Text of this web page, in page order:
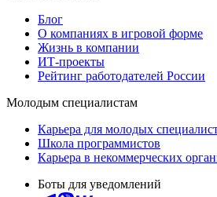
Блог
О компаниях в игровой форме
Жизнь в компании
ИТ-проекты
Рейтинг работодателей России
Молодым специалистам
Карьера для молодых
Школа программистов
Карьера в некоммерческих
Боты для уведомлений